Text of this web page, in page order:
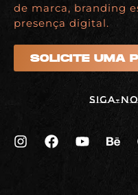
de marca, branding
presença digital.
SOLICITE UMA
Siga-